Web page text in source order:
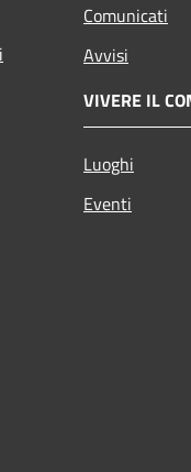
Comunicati
Avvisi
VIVERE IL
Luoghi
Eventi